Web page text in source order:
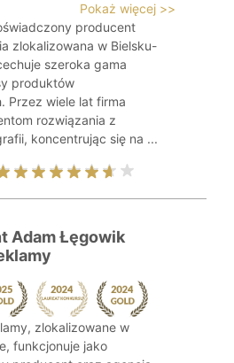
Pokaż więcej >>
producent
zlokalizowana w Bielsku-
szeroka gama
produktów
Przez wiele lat firma
rozwiązania z
koncentrując się na ...
Adam Łęgowik
zlokalizowane w
funkcjonuje jako